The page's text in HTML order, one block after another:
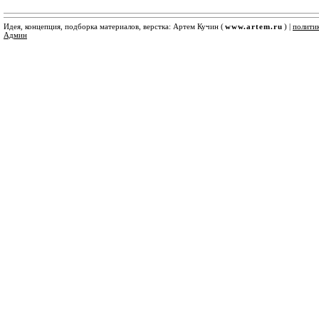
Идея, концепция, подборка материалов, верстка: Артем Кучин (www.artem.ru ) |
Админ